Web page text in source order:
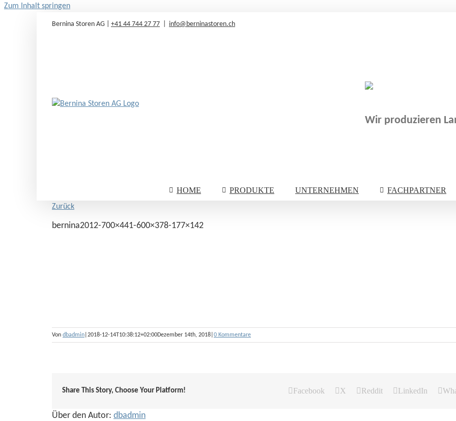
Zum Inhalt springen
Bernina Storen AG | +41 44 744 27 77 info@berninastoren.ch
Wir produzieren
HOME PRODUKTE UNTERNEHMEN FACHPARTNER
Zurück
bernina2012-700×441-600×378-177×142
Von dbadmin 2018-12-14T10:38:12+02:00Dezember 14th, 2018 0 Kommentare
Share This Story, Choose Your Platform! Facebook X Reddit LinkedIn
Über den Autor: dbadmin